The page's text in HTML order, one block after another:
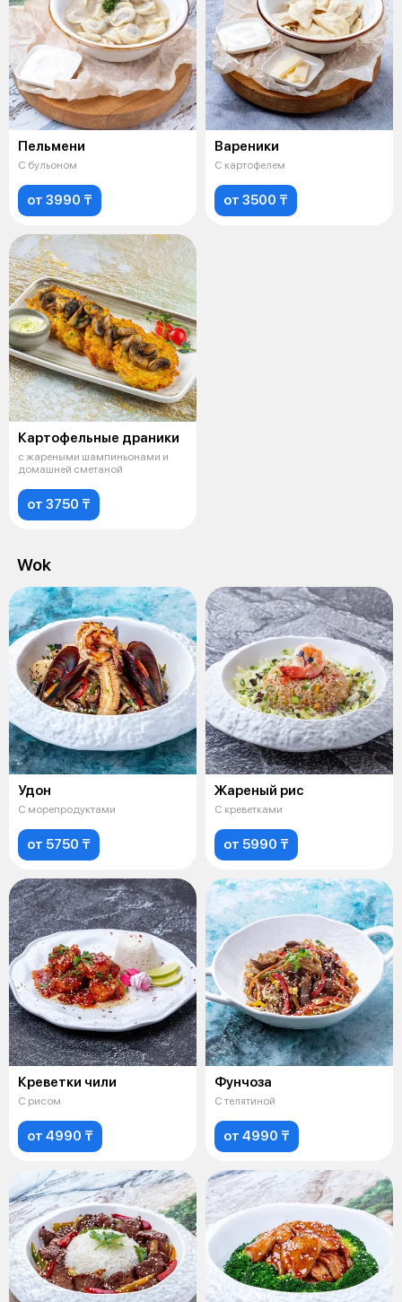
Пельмени
С бульоном
от 3990 ₸
Вареники
С картофелем
от 3500 ₸
Картофельные драники
с жареными шампиньонами и
домашней сметаной
от 3750 ₸
Wok
Удон
С морепродуктами
от 5750 ₸
Жареный рис
С креветками
от 5990 ₸
Креветки чили
С рисом
от 4990 ₸
Фунчоза
С телятиной
от 4990 ₸